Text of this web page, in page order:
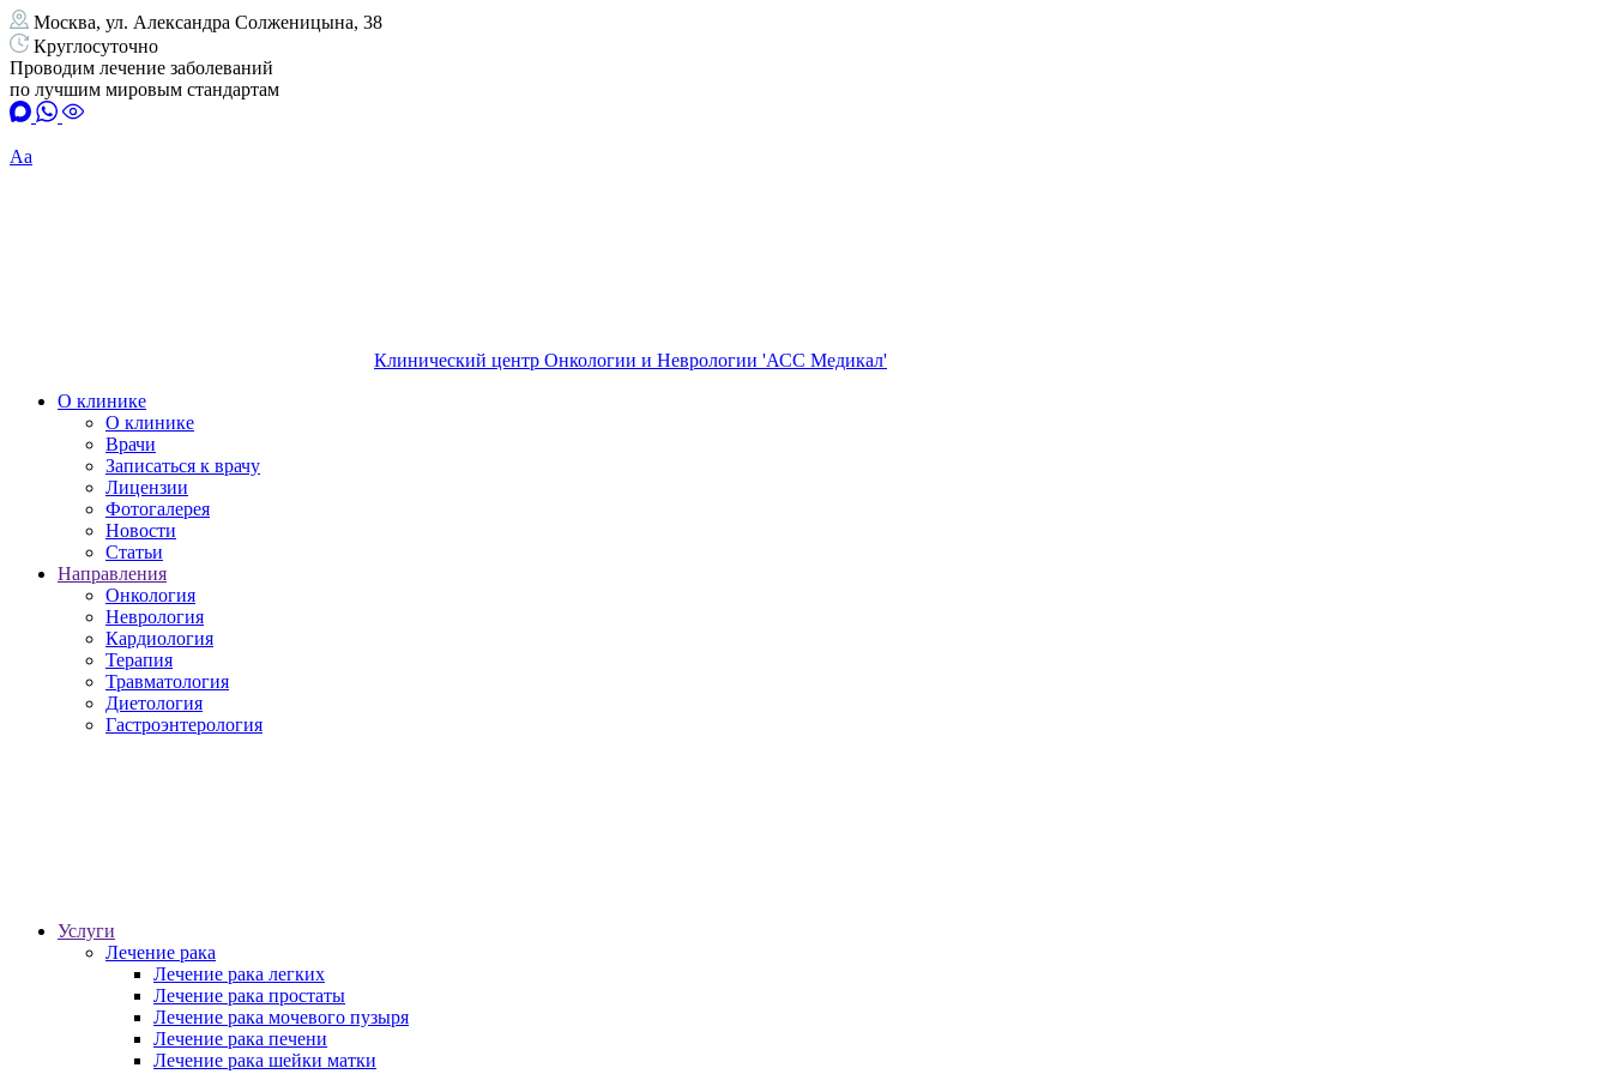
Москва, ул. Александра Солженицына, 38
Круглосуточно
Проводим лечение заболеваний
по лучшим мировым стандартам
Аа
Клинический центр Онкологии и Неврологии 'АСС Медикал'
О клинике
О клинике
Врачи
Записаться к врачу
Лицензии
Фотогалерея
Новости
Статьи
Направления
Онкология
Неврология
Кардиология
Терапия
Травматология
Диетология
Гастроэнтерология
Услуги
Лечение рака
Лечение рака легких
Лечение рака простаты
Лечение рака мочевого пузыря
Лечение рака печени
Лечение рака шейки матки